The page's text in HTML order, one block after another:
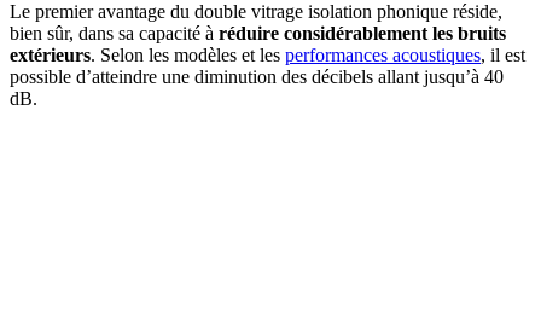
Le premier avantage du double vitrage isolation phonique réside,
bien sûr, dans sa capacité à réduire considérablement les bruits
extérieurs. Selon les modèles et les performances acoustiques, il est
possible d’atteindre une diminution des décibels allant jusqu’à 40
dB.